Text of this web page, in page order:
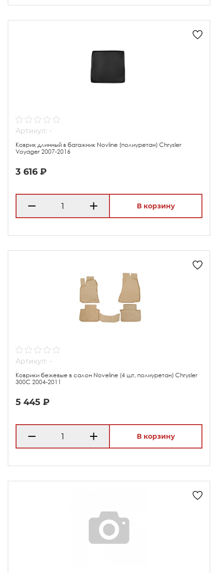
Артикул: -
Коврик длинный в багажник Novline (полиуретан) Chrysler
Voyager 2007-2016
3 616 ₽
В корзину
Артикул: -
Коврики бежевые в салон Noveline (4 шт, полиуретан) Chrysler
300C 2004-2011
5 445 ₽
В корзину